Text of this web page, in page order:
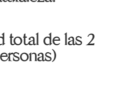
total de las 2